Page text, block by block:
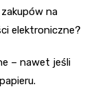
na
elektroniczne?
– nawet jeśli